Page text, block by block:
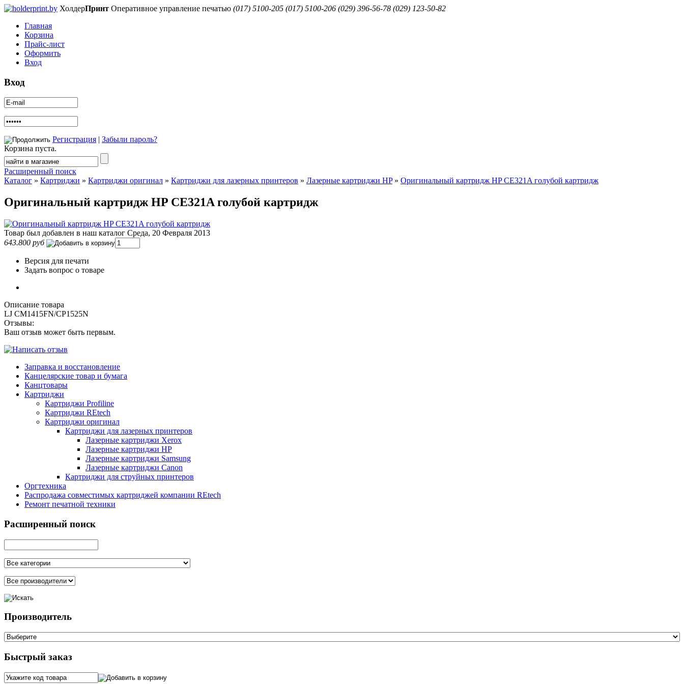
ХолдерПринт Оперативное управление печатью (017) 5100-205 (017) 5100-206 (029) 396-56-78 (029) 123-50-82
Главная
Корзина
Прайс-лист
Оформить
Вход
Вход
Регистрация | Забыли пароль?
Корзина пуста.
Расширенный поиск
Каталог » Картриджи » Картриджи оригинал » Картриджи для лазерных принтеров » Лазерные картриджи HP» Оригинальный картридж HP CE321A голубой картридж
Оригинальный картридж HP CE321A голубой картридж
Товар был добавлен в наш каталог Среда, 20 Февраля 2013
643.800 руб
Версия для печати
Задать вопрос о товаре
Описание товара
LJ CM1415FN/CP1525N
Отзывы:
Ваш отзыв может быть первым.
Заправка и восстановление
Канцелярские товар и бумага
Канцтовары
Картриджи
Картриджи Profiline
Картриджи REtech
Картриджи оригинал
Картриджи для лазерных принтеров
Лазерные картриджи Xerox
Лазерные картриджи HP
Лазерные картриджи Samsung
Лазерные картриджи Canon
Картриджи для струйных принтеров
Оргтехника
Распродажа совместимых картриджей компании REtech
Ремонт печатной техники
Расширенный поиск
Производитель
Быстрый заказ